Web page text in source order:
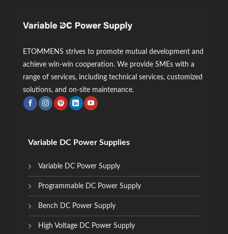
ETOMMENS strives to promote mutual development and
achieve win-win cooperation. We provide SMEs with a
range of services, including technical services, customized
solutions, and on-site maintenance.
Variable DC Power Supplies
Variable DC Power Supply
Programmable DC Power Supply
Bench DC Power Supply
High Voltage DC Power Supply